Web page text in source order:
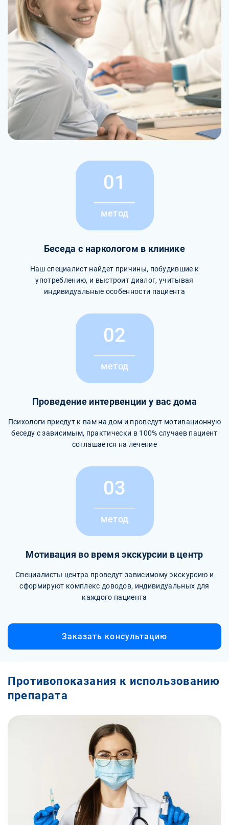
01
метод
Беседа с наркологом в клинике
Наш специалист найдет причины, побудившие к
употреблению, и выстроит диалог, учитывая
индивидуальные особенности пациента
02
метод
Проведение интервенции у вас дома
Психологи приедут к вам на дом и проведут мотивационную
беседу с зависимым, практически в 100% случаев пациент
соглашается на лечение
03
метод
Мотивация во время экскурсии в центр
Специалисты центра проведут зависимому экскурсию и
сформируют комплекс доводов, индивидуальных для
каждого пациента
Заказать консультацию
Противопоказания к использованию
препарата